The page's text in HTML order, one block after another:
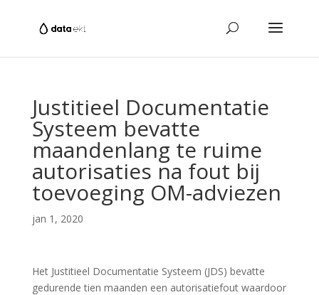
Justitieel Documentatie
Systeem bevatte
maandenlang te ruime
autorisaties na fout bij
toevoeging OM-adviezen
jan 1, 2020
Het Justitieel Documentatie Systeem (JDS) bevatte
gedurende tien maanden een autorisatiefout waardoor